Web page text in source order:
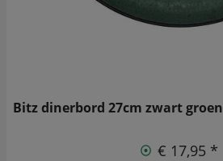
Bitz dinerbord 27cm zwart groen
€ 17,95 *